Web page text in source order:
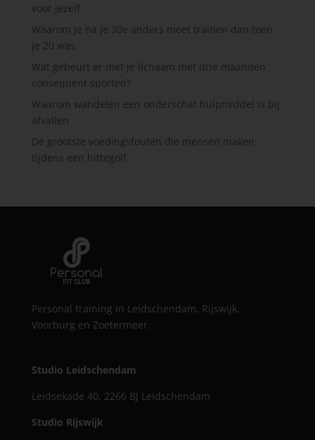
voor jezelf
Waarom je na je 30e anders moet trainen dan toen
je 20 was
Wat gebeurt er met je lichaam met drie maanden
consequent sporten?
Waarom wandelen een onderschat hulpmiddel is bij
afvallen
De grootste voedingsfouten die mensen maken
tijdens een hittegolf
Personal training in Leidschendam, Rijswijk,
Voorburg en Zoetermeer.
Studio Leidschendam
Leidsekade 40, 2266 BJ Leidschendam
Studio Rijswijk